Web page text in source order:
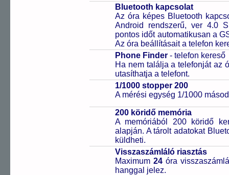
Bluetooth kapcsolat
Az óra képes Bluetooth
Android rendszerű, ver 4.0
pontos időt automatikusan a
Az óra beállításait a telefon
Phone Finder - telefon kereső
Ha nem találja a telefonját az
utasíthatja a telefont.
1/1000 stopper 200
A mérési egység 1/1000
200 köridő memória
A memóriából 200 köridő
alapján. A tárolt adatokat
küldheti.
Visszaszámláló riasztás
Maximum24 óra
hanggal jelez.